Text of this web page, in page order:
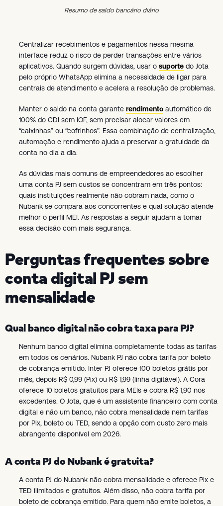
Resumo de saldo bancário diário
Centralizar recebimentos e pagamentos nessa mesma
interface reduz o risco de perder transações entre vários
aplicativos. Quando surgem dúvidas, usar o suporte do Jota
pelo próprio WhatsApp elimina a necessidade de ligar para
centrais de atendimento e acelera a resolução de problemas.
Manter o saldo na conta garante rendimento automático de
100% do CDI sem IOF, sem precisar alocar valores em
“caixinhas” ou “cofrinhos”. Essa combinação de centralização,
automação e rendimento ajuda a preservar a gratuidade da
conta no dia a dia.
As dúvidas mais comuns de empreendedores ao escolher
uma conta PJ sem custos se concentram em três pontos:
quais instituições realmente não cobram nada, como o
Nubank se compara aos concorrentes e qual solução atende
melhor o perfil MEI. As respostas a seguir ajudam a tomar
essa decisão com mais segurança.
Perguntas frequentes sobre
conta digital PJ sem
mensalidade
Qual banco digital não cobra taxa para PJ?
Nenhum banco digital elimina completamente todas as tarifas
em todos os cenários. Nubank PJ não cobra tarifa por boleto
de cobrança emitido. Inter PJ oferece 100 boletos grátis por
mês, depois R$ 0,99 (Pix) ou R$ 1,99 (linha digitável). A Cora
oferece 10 boletos gratuitos para MEIs e cobra R$ 1,90 nos
excedentes. O Jota, que é um assistente financeiro com conta
digital e não um banco, não cobra mensalidade nem tarifas
por Pix, boleto ou TED, sendo a opção com custo zero mais
abrangente disponível em 2026.
A conta PJ do Nubank é gratuita?
A conta PJ do Nubank não cobra mensalidade e oferece Pix e
TED ilimitados e gratuitos. Além disso, não cobra tarifa por
boleto de cobrança emitido. Para quem não emite boletos, a